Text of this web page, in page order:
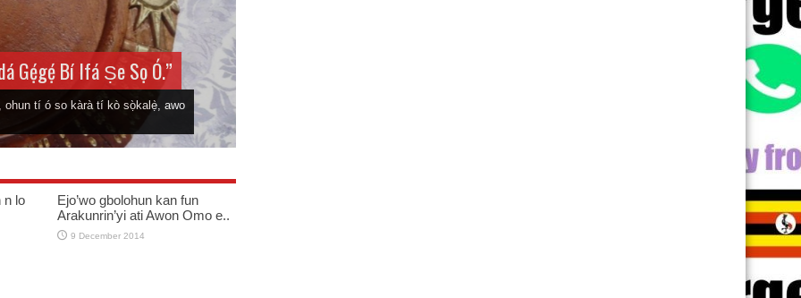
Gẹ́gẹ́ Bí Ifá Ṣe Sọ Ó.”
ohun tí ó so kàrà tí kò sọ̀kalẹ̀, awo
n lo
Ejo’wo gbolohun kan fun
Arakunrin’yi ati Awon Omo e..
9 December 2014